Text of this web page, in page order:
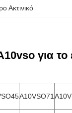
Ακτινικό
για το
A10VSO71